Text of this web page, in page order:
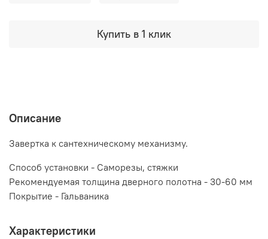
Купить в 1 клик
Описание
Завертка к сантехническому механизму.
Способ установки - Саморезы, стяжки
Рекомендуемая толщина дверного полотна - 30-60 мм
Покрытие - Гальваника
Характеристики